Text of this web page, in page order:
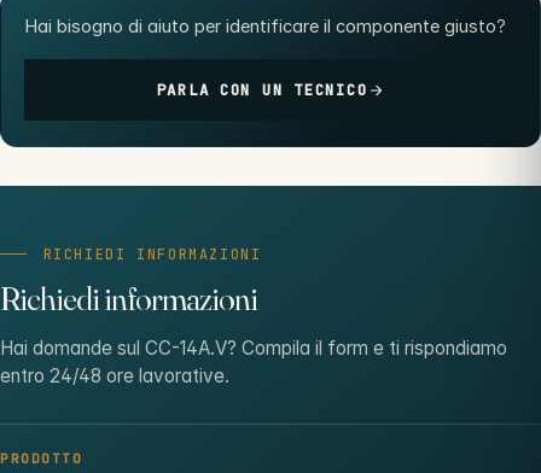
Hai bisogno di aiuto per identificare il componente giusto?
PARLA CON UN TECNICO
RICHIEDI INFORMAZIONI
Richiedi informazioni
Hai domande sul CC-14A.V? Compila il form e ti rispondiamo
entro 24/48 ore lavorative.
PRODOTTO